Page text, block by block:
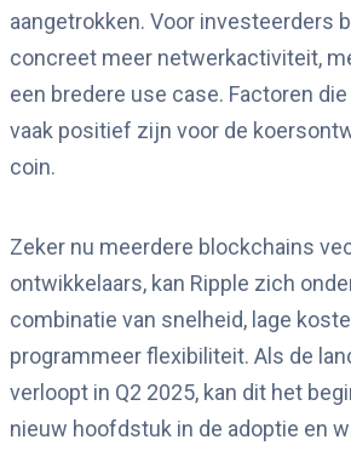
aangetrokken. Voor investeerders
concreet meer netwerkactiviteit,
een bredere use case. Factoren
vaak positief zijn voor de
coin.
Zeker nu meerdere blockchains
ontwikkelaars, kan Ripple zich
combinatie van snelheid, lage
programmeer flexibiliteit. Als de
verloopt in Q2 2025, kan dit het
nieuw hoofdstuk in de adoptie en